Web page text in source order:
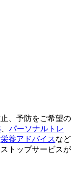
、予防をご希望の
パーソナルトレ
栄養アドバイスなど
トップサービスが